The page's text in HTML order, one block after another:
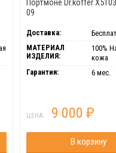
09
Доставка:
МАТЕРИАЛ
ИЗДЕЛИЯ:
100%
кожа
Гарантия:
6 мес.
ЦЕНА: 9 000 ₽
В корзину